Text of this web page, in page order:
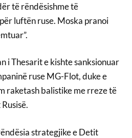
të rëndësishme të
luftën ruse. Moska pranoi
i Thesarit e kishte sanksionuar
ruse MG-Flot, duke e
raketash balistike me rreze të
strategjike e Detit